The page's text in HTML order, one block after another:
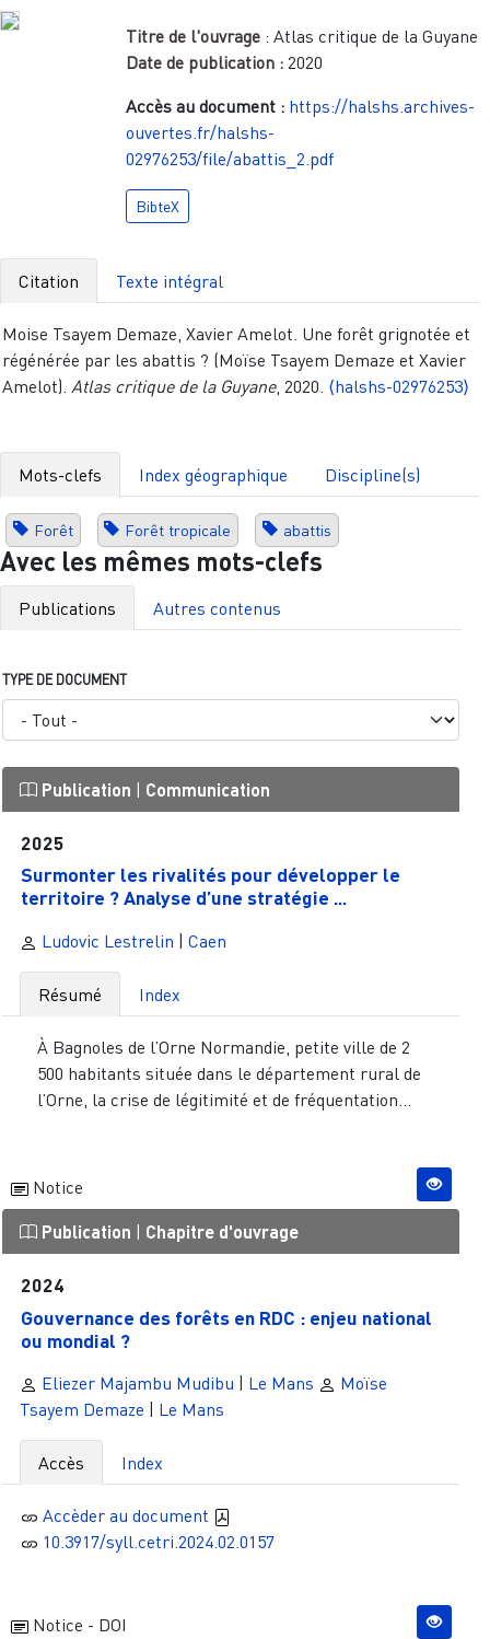
Titre de l'ouvrage :Atlas critique de la Guyane
Date de publication : 2020
Accès au document : https://halshs.archives-
ouvertes.fr/halshs-
02976253/file/abattis_2.pdf
BibteX
Citation Texte intégral
Moise Tsayem Demaze, Xavier Amelot. Une forêt grignotée et
régénérée par les abattis ? (Moïse Tsayem Demaze et Xavier
Amelot). Atlas critique de la Guyane, 2020. ⟨halshs-02976253⟩
Mots-clefs Index géographique Discipline(s)
Forêt Forêt tropicale abattis
Avec les mêmes mots-clefs
Publications Autres contenus
TYPE DE DOCUMENT
Publication | Communication
2025
Surmonter les rivalités pour développer le
territoire ? Analyse d’une stratégie ...
Ludovic Lestrelin Caen
Résumé Index
À Bagnoles de l’Orne Normandie, petite ville de 2
500 habitants située dans le département rural de
l’Orne, la crise de légitimité et de fréquentation...
Notice
Publication Chapitre d'ouvrage
2024
Gouvernance des forêts en RDC : enjeu national
ou mondial ?
Eliezer Majambu Mudibu Le Mans
Moïse
Tsayem Demaze
Le Mans
Accès Index
Accèder au document
10.3917/syll.cetri.2024.02.0157
Notice - DOI